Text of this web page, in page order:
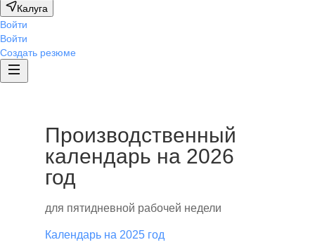
Калуга
Войти
Войти
Создать резюме
Производственный
календарь на 2026
год
для пятидневной рабочей недели
Календарь на 2025 год